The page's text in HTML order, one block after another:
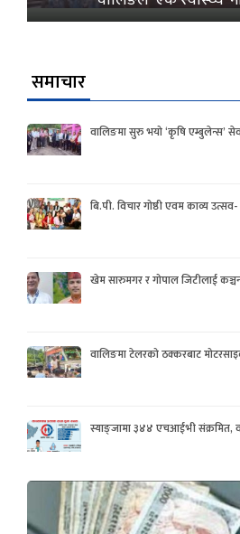
समाचार
वालिङमा सुरु भयो ‘कृषि एम्बुलेन्स’
बि.पी. विचार गोष्ठी एवम काव्य
खेम सारुमगर र गोपाल जिटीलाई
वालिङमा टेलरको ठक्करबाट
स्याङ्जामा ३४४ एचआईभी संक्रमित,